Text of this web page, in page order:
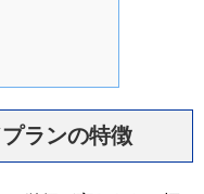
ランの特徴